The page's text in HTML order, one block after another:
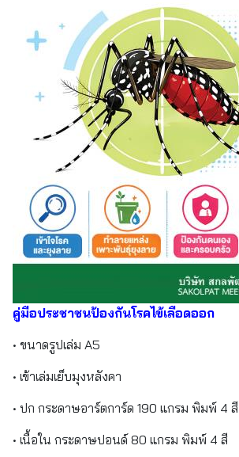
คู่มือประชาชนป้องกันโรคไข้เลือดออก
• ขนาดรูปเล่ม A5
• เข้าเล่มเย็บมุงหลังคา
• ปก กระดาษอาร์ตการ์ด 190 แกรม พิมพ์ 4 สี
• เนื้อใน กระดาษปอนด์ 80 แกรม พิมพ์ 4 สี